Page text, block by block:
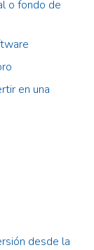
o fondo de
en una
desde la